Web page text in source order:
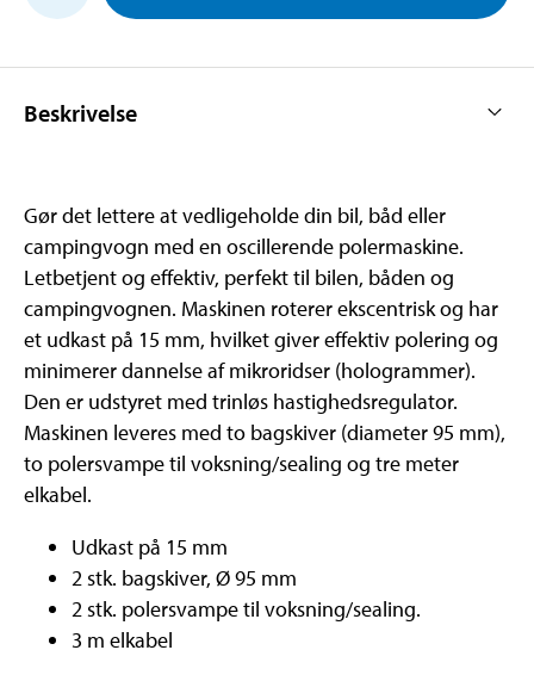
Beskrivelse
Gør det lettere at vedligeholde din bil, båd eller
campingvogn med en oscillerende polermaskine.
Letbetjent og effektiv, perfekt til bilen, båden og
campingvognen. Maskinen roterer ekscentrisk og har
et udkast på 15 mm, hvilket giver effektiv polering og
minimerer dannelse af mikroridser (hologrammer).
Den er udstyret med trinløs hastighedsregulator.
Maskinen leveres med to bagskiver (diameter 95 mm),
to polersvampe til voksning/sealing og tre meter
elkabel.
Udkast på 15 mm
2 stk. bagskiver, Ø 95 mm
2 stk. polersvampe til voksning/sealing.
3 m elkabel